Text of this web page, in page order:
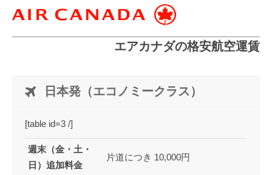
エアカナダの格安航空運賃
日本発（エコノミークラス）
[table id=3 /]
週末（金・土・
日）追加料金
片道につき 10,000円